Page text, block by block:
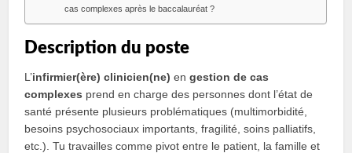
cas complexes après le baccalauréat ?
Description du poste
L’infirmier(ère) clinicien(ne) engestion de cas
complexes prend en charge des personnes dont l’état de
santé présente plusieurs problématiques (multimorbidité,
besoins psychosociaux importants, fragilité, soins palliatifs,
etc.). Tu travailles comme pivot entre le patient, la famille et